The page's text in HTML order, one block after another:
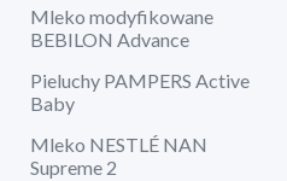
Mleko modyfikowane
BEBILON Advance
Pieluchy PAMPERS Active
Baby
Mleko NESTLÉ NAN
Supreme 2